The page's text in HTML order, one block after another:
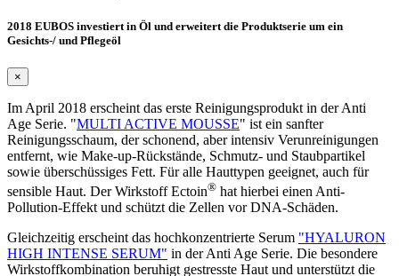
2018 EUBOS investiert in Öl und erweitert die Produktserie um ein
Gesichts-/ und Pflegeöl
×
Im April 2018 erscheint das erste Reinigungsprodukt in der Anti
Age Serie. "MULTI ACTIVE MOUSSE" ist ein sanfter
Reinigungsschaum, der schonend, aber intensiv Verunreinigungen
entfernt, wie Make-up-Rückstände, Schmutz- und Staubpartikel
sowie überschüssiges Fett. Für alle Hauttypen geeignet, auch für
sensible Haut. Der Wirkstoff Ectoin® hat hierbei einen Anti-
Pollution-Effekt und schützt die Zellen vor DNA-Schäden.
Gleichzeitig erscheint das hochkonzentrierte Serum "HYALURON
HIGH INTENSE SERUM" in der Anti Age Serie. Die besondere
Wirkstoffkombination beruhigt gestresste Haut und unterstützt die